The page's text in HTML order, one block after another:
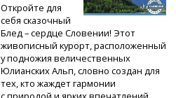
Откройте для
себя сказочный
Блед – сердце Словении! Этот
живописный курорт, расположенный
у подножия величественных
Юлианских Альп, словно создан для
тех, кто жаждет гармонии